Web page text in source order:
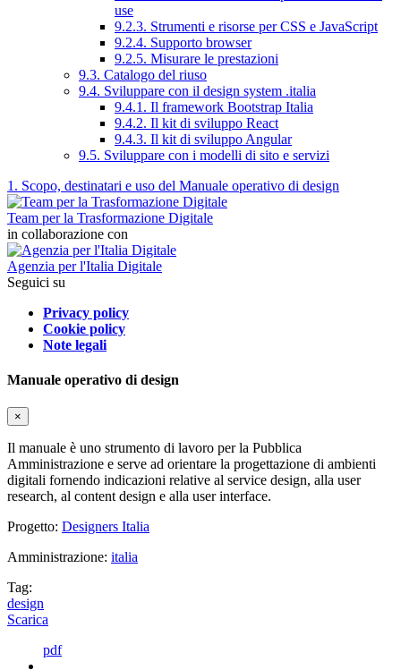
use
9.2.3. Strumenti e risorse per CSS e JavaScript
9.2.4. Supporto browser
9.2.5. Misurare le prestazioni
9.3. Catalogo del riuso
9.4. Sviluppare con il design system .italia
9.4.1. Il framework Bootstrap Italia
9.4.2. Il kit di sviluppo React
9.4.3. Il kit di sviluppo Angular
9.5. Sviluppare con i modelli di sito e servizi
1. Scopo, destinatari e uso del Manuale operativo di design
Team per la Trasformazione Digitale
in collaborazione con
Agenzia per l'Italia Digitale
Seguici su
Privacy policy
Cookie policy
Note legali
Manuale operativo di design
×
Il manuale è uno strumento di lavoro per la Pubblica
Amministrazione e serve ad orientare la progettazione di ambienti
digitali fornendo indicazioni relative al service design, alla user
research, al content design e alla user interface.
Progetto: Designers Italia
Amministrazione: italia
Tag:
design
Scarica
pdf